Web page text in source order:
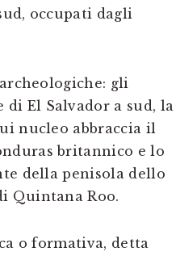
occupati dagli
gli
El Salvador a sud, la
nucleo abbraccia il
britannico e lo
della penisola dello
Quintana Roo.
o formativa, detta